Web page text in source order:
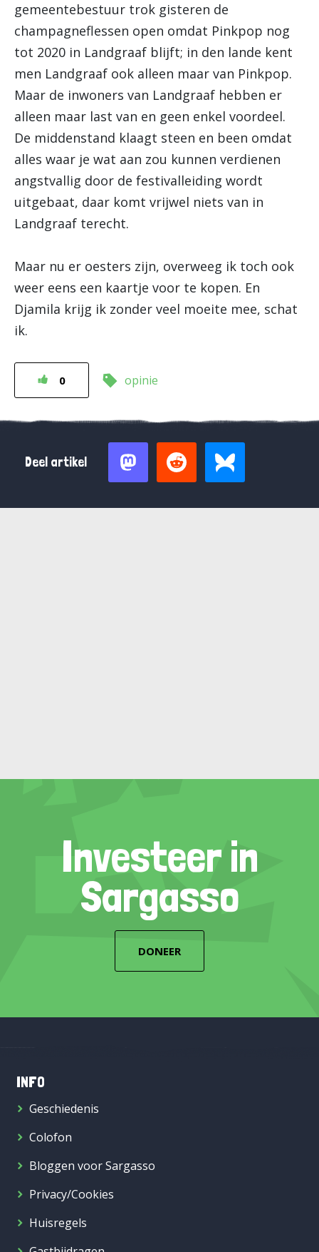
gemeentebestuur trok gisteren de
champagneflessen open omdat Pinkpop nog
tot 2020 in Landgraaf blijft; in den lande kent
men Landgraaf ook alleen maar van Pinkpop.
Maar de inwoners van Landgraaf hebben er
alleen maar last van en geen enkel voordeel.
De middenstand klaagt steen en been omdat
alles waar je wat aan zou kunnen verdienen
angstvallig door de festivalleiding wordt
uitgebaat, daar komt vrijwel niets van in
Landgraaf terecht.
Maar nu er oesters zijn, overweeg ik toch ook
weer eens een kaartje voor te kopen. En
Djamila krijg ik zonder veel moeite mee, schat
ik.
0 opinie
Deel artikel
Investeer in
Sargasso
DONEER
INFO
Geschiedenis
Colofon
Bloggen voor Sargasso
Privacy/Cookies
Huisregels